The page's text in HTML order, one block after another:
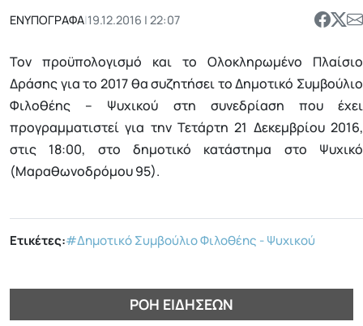
ΕΝΥΠΟΓΡΑΦΑ|19.12.2016 | 22:07
Τον προϋπολογισμό και το Ολοκληρωμένο Πλαίσιο
Δράσης για το 2017 θα συζητήσει το Δημοτικό Συμβούλιο
Φιλοθέης – Ψυχικού στη συνεδρίαση που έχει
προγραμματιστεί για την Τετάρτη 21 Δεκεμβρίου 2016,
στις 18:00, στο δημοτικό κατάστημα στο Ψυχικό
(Μαραθωνοδρόμου 95).
Ετικέτες:#Δημοτικό Συμβούλιο Φιλοθέης - Ψυχικού
ΡΟΉ ΕΙΔΉΣΕΩΝ